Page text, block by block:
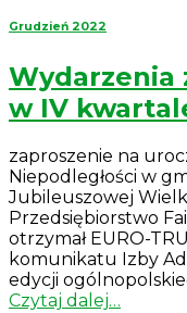
Grudzień 2022
Wydarzenia
w IV
zaproszenie na
Niepodległości w
Jubileuszowej
Przedsiębiorstwo
otrzymał EURO-
komunikatu Izby
edycji
Czytaj dalej…